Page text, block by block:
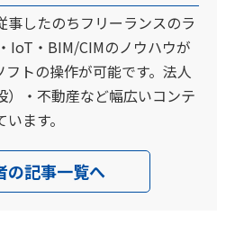
したのちフリーランスのラ
IoT・BIM/CIMのノウハウが
トの操作が可能です。法人
）・不動産など幅広いコンテ
ます。
の記事一覧へ